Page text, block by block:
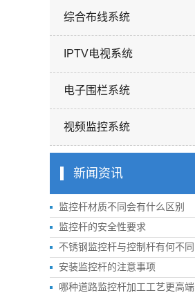
综合布线系统
IPTV电视系统
电子围栏系统
视频监控系统
新闻资讯
监控杆材质不同会有什么区别
监控杆的安全性要求
不锈钢监控杆与控制杆有何不同
安装监控杆的注意事项
哪种道路监控杆加工工艺更高端